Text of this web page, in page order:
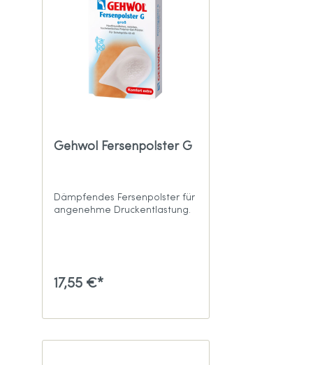
Gehwol Fersenpolster G
Dämpfendes Fersenpolster für
angenehme Druckentlastung.
17,55 €*